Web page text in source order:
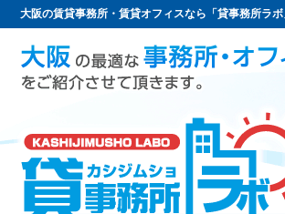
大阪の賃貸事務所・賃貸オフィスなら「貸事務所ラ